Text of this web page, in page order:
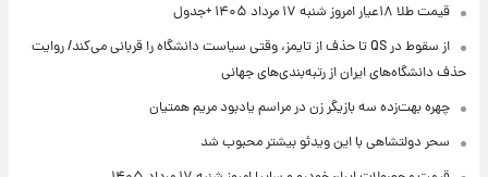
قیمت طلا ۱۸عیار امروز شنبه ۱۷ مرداد ۱۴۰۵ +جدول
از سقوط در QS تا حذف از تایمز، وقتی سیاست دانشگاه را قربانی می‌کند/ روایت
حذف دانشگاه‌های ایران از رتبه‌بندی‌های جهانی
چهره بهت‌زده سه بازیگر زن در مراسم یادبود مریم همتیان
سحر دولتشاهی با این ویدئو بیشتر محبوب شد